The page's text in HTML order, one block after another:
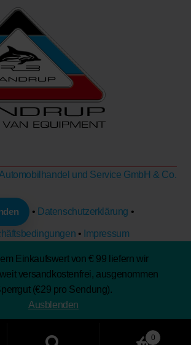
Einkaufswert von € 99 liefern wir
versandkostenfrei , ausgenommen
(€29 pro Sendung).
Ausblenden
und Service GmbH & Co.
• Datenschutzerklärung •
• Impressum
0